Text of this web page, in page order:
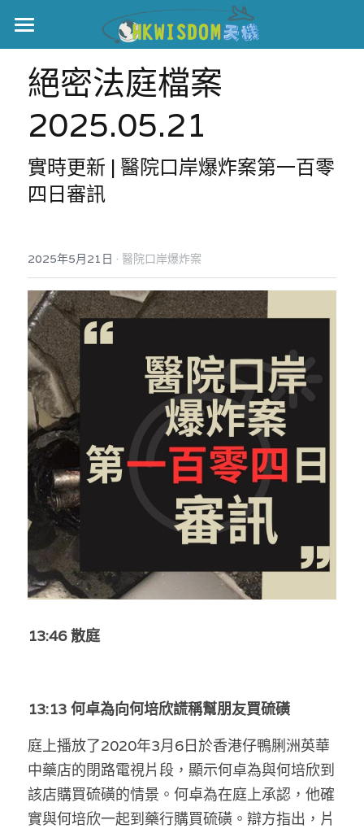
主頁
世界盃
伊美戰爭
黎智英案
正本清源•黎智英案
宏福火災
宏福苑聽證會
宏福火災正視聽
記錄．宏福苑火災
中國
國際
娛樂
反華推手你要知
反華推手懶人包
民主派騙案十式
反華推手起底
美西霸凌內幕
美西極權主義
真相直擊
KOL 專欄
林淑芳專欄
屈穎妍專欄
朱庭萱專欄
莫綺琪專欄
黃萬成專欄
高松傑專欄
林伯強專欄
馮煒光專欄
趙處機專欄
絕密法庭檔案
醫院口岸爆炸案
屠龍小隊案
黎智英案審訊
支聯會案
生活
吃喝玩指南
休閒好介紹
親子
關於我們
人才招聘
投稿熱線
支持讚助
條款及細則
關於我們
搜索
繁體中文
English
絕密法庭檔案
2025.05.21
實時更新 | 醫院口岸爆炸案第一百零
四日審訊
2025年5月21日 · 醫院口岸爆炸案
13:46 散庭
13:13 何卓為向何培欣謊稱幫朋友買硫磺
庭上播放了2020年3月6日於香港仔鴨脷洲英華
中藥店的閉路電視片段，顯示何卓為與何培欣到
該店購買硫磺的情景。何卓為在庭上承認，他確
實與何培欣一起到藥行購買硫磺。辯方指出，片